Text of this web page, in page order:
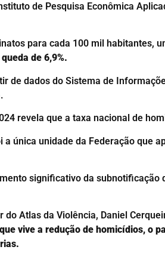
de Pesquisa Econômica
para cada 100 mil habitantes,
de 6,9%.
de dados do Sistema de
revela que a taxa nacional de
a única unidade da Federação que
significativo da
do Atlas da Violência, Daniel
vive a redução de homicídios, o